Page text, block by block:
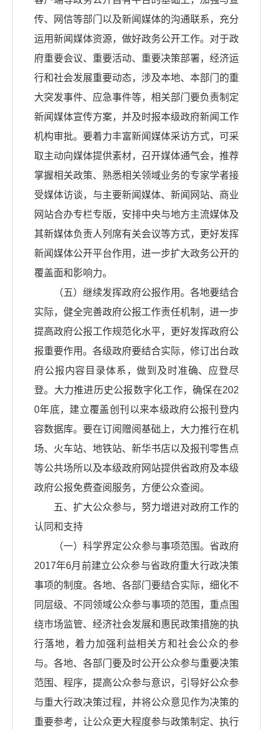
传、网信等部门以及新闻媒体的沟通联系，充分
运用新闻媒体资源，做好政务公开工作。对于政
府重要会议、重要活动、重要决策部署，经济运
行和社会发展重要动态，涉及本地、本部门的重
大突发事件、应急事件等，相关部门要负责制定
新闻媒体宣传方案，并及时报本级政府新闻工作
机构审批。要着力丰富新闻媒体采访方式，可采
取主动向媒体提供素材，召开媒体通气会，推荐
掌握相关政策、熟悉相关领域业务的专家学者接
受媒体访谈，与主要新闻媒体、新闻网站、商业
网站合办专栏专版，安排中央与地方主流媒体及
其新媒体负责人列席有关会议等方式，更好发挥
新闻媒体公开平台作用，进一步扩大政务公开的
覆盖面和影响力。
（五）继续发挥政府公报作用。各地要结合
实际，健全完善政府公报工作责任机制，进一步
提高政府公报工作规范化水平，更好发挥政府公
报重要作用。各级政府要结合实际，修订出台政
府公报内容目录体系，做到及时准确、应登尽
登。大力推进历史公报数字化工作，确保在202
0年底，建立覆盖创刊以来本级政府公报刊登内
容数据库。要在订阅赠阅基础上，大力推行在机
场、火车站、地铁站、新华书店以及报刊零售点
等公共场所以及本级政府网站提供省政府及本级
政府公报免费查阅服务，方便公众查阅。
五、扩大公众参与，努力增进对政府工作的
认同和支持
（一）科学界定公众参与事项范围。省政府
2017年6月前建立公众参与省政府重大行政决策
事项的制度。各地、各部门要结合实际，细化不
同层级、不同领域公众参与事项的范围，重点围
绕市场监管、经济社会发展和惠民政策措施的执
行落地，着力加强利益相关方和社会公众的参
与。各地、各部门要及时公开公众参与重要决策
范围、程序，提高公众参与意识，引导好公众参
与重大行政决策过程，并将公众意见作为决策的
重要参考，让公众更大程度参与政策制定、执行